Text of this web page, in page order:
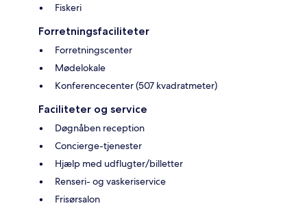
Fiskeri
Forretningsfaciliteter
Forretningscenter
Mødelokale
Konferencecenter (507 kvadratmeter)
Faciliteter og service
Døgnåben reception
Concierge-tjenester
Hjælp med udflugter/billetter
Renseri- og vaskeriservice
Frisørsalon